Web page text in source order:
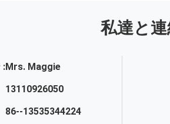
私達と
:Mrs. Maggie
13110926050
86--13535344224